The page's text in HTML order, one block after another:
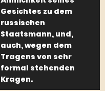
Gesichtes zu dem
russischen
Staatsmann, und,
auch, wegen dem
Tragens von sehr
formal stehenden
Kragen.